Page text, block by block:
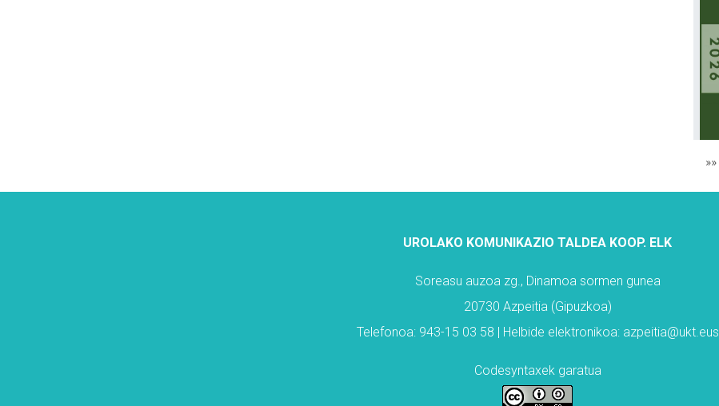
»»
UROLAKO KOMUNIKAZIO TALDEA KOOP. ELK
Soreasu auzoa zg., Dinamoa sormen gunea
20730 Azpeitia (Gipuzkoa)
Telefonoa: 943-15 03 58 | Helbide elektronikoa: azpeitia@ukt.eus
Codesyntaxek garatua